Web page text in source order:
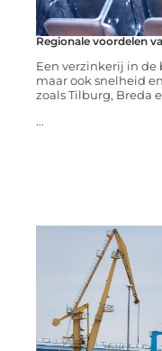
Regionale voordelen
Een verzinkerij in
maar ook snelheid
zoals Tilburg, Breda
...